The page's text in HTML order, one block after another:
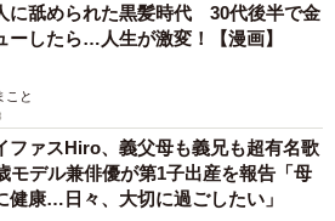
4/7
く人もいる（画像提供：ハピネス）
に舐められた黒髪時代 30代後半で金
ーしたら…人生が激変！【漫画】
こと
ファスHiro、義父母も義兄も超有名歌
モデル兼俳優が第1子出産を報告「母
健康…日々、大切に過ごしたい」